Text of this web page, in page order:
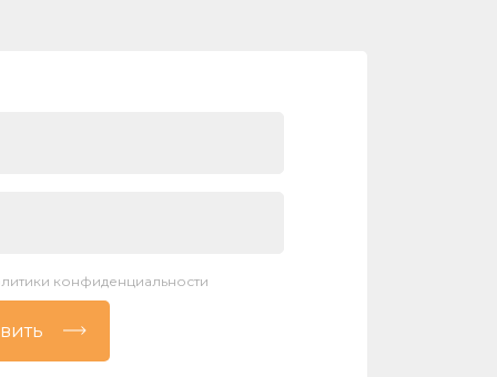
конфиденциальности